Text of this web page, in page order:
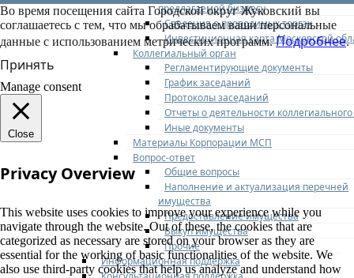
предлагаемой бизнесу
Сведения о проводимых торгах
Инвестиционная карта Московской
Коллегиальный орган
Регламентирующие документы
График заседаний
Протоколы заседаний
Отчеты о деятельности
Иные документы
Материалы Корпорации МСП
Вопрос-ответ
Общие вопросы
Наполнение и актуализация перечней
имущества
Предоставление имущества
Выкуп имущества
Прочие
Информационная поддержка
Во время посещения сайта Городской округ Жуковский вы
соглашаетесь с тем, что мы обрабатываем ваши персональные
данные с использованием метрических программ.Подробнее.
Принять
Manage consent
Close
Privacy Overview
This website uses cookies to improve your experience while you
navigate through the website. Out of these, the cookies that are
categorized as necessary are stored on your browser as they are
essential for the working of basic functionalities of the website. We
also use third-party cookies that help us analyze and understand how